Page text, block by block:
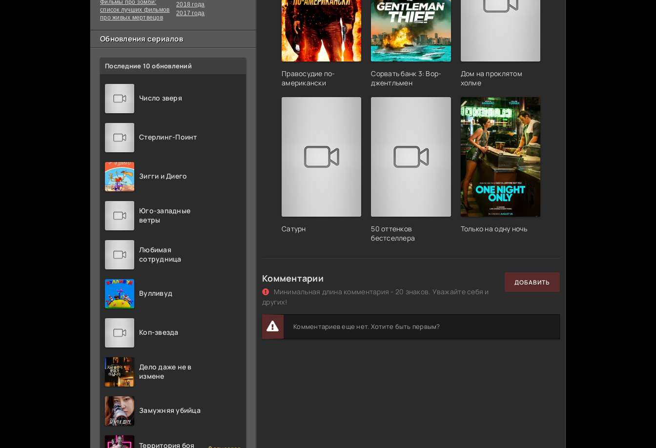
Фильмы про зомби:
список лучших фильмов
про живых мертвецов
2018 года
2017 года
Обновления сериалов
Последние 10 обновлений
Число зверя
Стерлинг-Поинт
Зигги и Диего
Юго-западные
ветры
Любимая
сотрудница
Вулливуд
Коп-звезда
Дело даже не в
измене
Замужняя убийца
Территория боя
Правосудие по-
американски
Сорвать банк 3: Вор-
джентльмен
Дом на проклятом
холме
Сатурн
50 оттенков
бестселлера
Только на одну ночь
Комментарии
Минимальная длина комментария - 20 знаков. Уважайте себя и
других!
ДОБАВИТЬ
Комментариев еще нет. Хотите быть первым?